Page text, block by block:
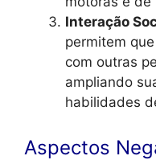
Interação
permitem
com outras
ampliando
habilidades
Aspectos